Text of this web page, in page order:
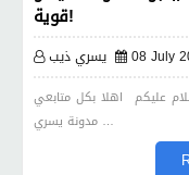
قوية!
يسري ذيب 08 July
عليكم اهلا بكل متابعي
مدونة يسري …